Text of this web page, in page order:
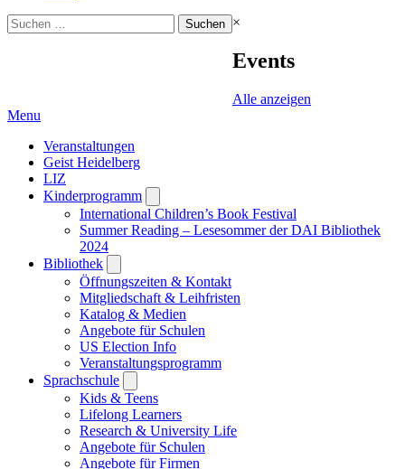
Suchen
nach:
×
Events
Alle anzeigen
Menu
Veranstaltungen
Geist Heidelberg
LIZ
Kinderprogramm
submenu
International Children’s Book Festival
Summer Reading – Lesesommer der DAI Bibliothek
2024
Bibliothek
submenu
Öffnungszeiten & Kontakt
Mitgliedschaft & Leihfristen
Katalog & Medien
Angebote für Schulen
US Election Info
Veranstaltungsprogramm
Sprachschule
submenu
Kids & Teens
Lifelong Learners
Research & University Life
Angebote für Schulen
Angebote für Firmen